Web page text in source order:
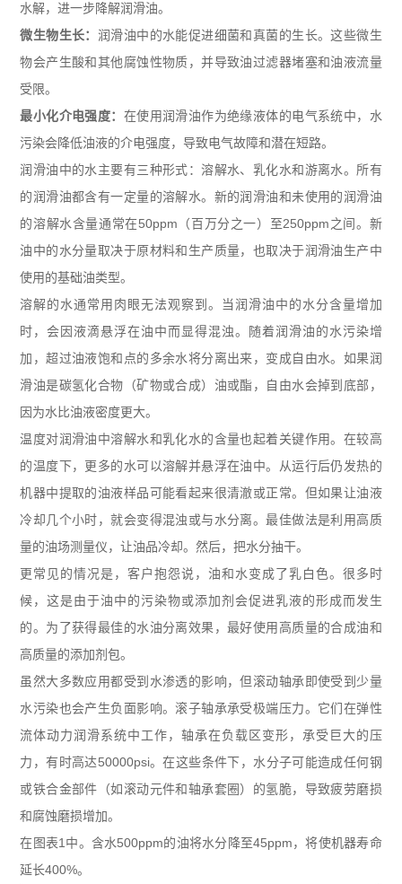
水解，进一步降解润滑油。
微生物生长： 润滑油中的水能促进细菌和真菌的生长。这些微生
物会产生酸和其他腐蚀性物质，并导致油过滤器堵塞和油液流量
受限。
最小化介电强度： 在使用润滑油作为绝缘液体的电气系统中，水
污染会降低油液的介电强度，导致电气故障和潜在短路。
润滑油中的水主要有三种形式：溶解水、乳化水和游离水。所有
的润滑油都含有一定量的溶解水。新的润滑油和未使用的润滑油
的溶解水含量通常在50ppm （百万分之一）至250ppm之间。新
油中的水分量取决于原材料和生产质量，也取决于润滑油生产中
使用的基础油类型。
溶解的水通常用肉眼无法观察到。当润滑油中的水分含量增加
时，会因液滴悬浮在油中而显得混浊。随着润滑油的水污染增
加，超过油液饱和点的多余水将分离出来，变成自由水。如果润
滑油是碳氢化合物（矿物或合成）油或酯，自由水会掉到底部，
因为水比油液密度更大。
温度对润滑油中溶解水和乳化水的含量也起着关键作用。在较高
的温度下，更多的水可以溶解并悬浮在油中。从运行后仍发热的
机器中提取的油液样品可能看起来很清澈或正常。但如果让油液
冷却几个小时，就会变得混浊或与水分离。最佳做法是利用高质
量的油场测量仪，让油品冷却。然后，把水分抽干。
更常见的情况是，客户抱怨说，油和水变成了乳白色。很多时
候，这是由于油中的污染物或添加剂会促进乳液的形成而发生
的。为了获得最佳的水油分离效果，最好使用高质量的合成油和
高质量的添加剂包。
虽然大多数应用都受到水渗透的影响，但滚动轴承即使受到少量
水污染也会产生负面影响。滚子轴承承受极端压力。它们在弹性
流体动力润滑系统中工作，轴承在负载区变形，承受巨大的压
力，有时高达50000psi。在这些条件下，水分子可能造成任何钢
或铁合金部件（如滚动元件和轴承套圈）的氢脆，导致疲劳磨损
和腐蚀磨损增加。
在图表1 中。含水500ppm的油将水分降至45ppm，将使机器寿命
延长400%。